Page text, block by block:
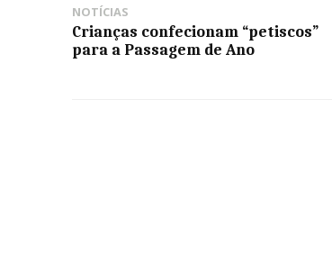
NOTÍCIAS
Crianças confecionam “petiscos”
para a Passagem de Ano